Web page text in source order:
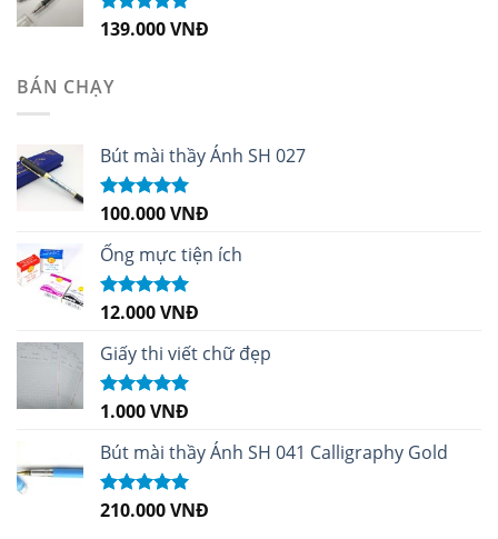
Được xếp
139.000VNĐ
BÁN CHẠY
Bút mài thầy Ánh SH 027
Được xếp
sao
100.000VNĐ
Ống mực tiện ích
Được xếp
sao
12.000VNĐ
Giấy thi viết chữ đẹp
Được xếp
sao
1.000VNĐ
Bút mài thầy Ánh SH 041 Calligraphy Gold
Được xếp
210.000VNĐ